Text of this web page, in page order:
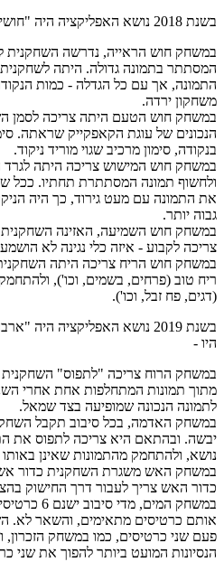
בשנת 2018 נושא האפליקציה היה "חושים", וכך גם המשחקים בו -
במשחק חוש הראייה, נדרשה השחקנית
המסתתר בתמונה גדולה. היתה
התמונה, אך עם כל הגדלה - כמות
משחקון ירדה.
במשחק חוש הטעם היתה צריכה לסמן
הנכונים של עוגת הקאפקייק שראתה.
בנקודה, סימון מרכיב שגוי מוריד ניקוד.
במשחק חוש המישוש צריכה היתה לגרד
ולחשוף תמונה המסתתרת תחתיו. ככל
את התמונה עם מעט גירוד, כך היה
גבוה יותר.
במשחק חוש השמיעה, האזינה השחקנית
צריכה לקבוע - איזה כלי נגינה לא
במשחק חוש הריח צריכה היתה
ריח טוב (פרחים, בשמים, וכו'),
(דגים, פח זבל, וכו').
בשנת 2019 נושא האפליקציה
היו -
במשחק הרוח צריכה "לתפוס" השחקנית
מתוך תמונות המתחלפות אחת אחרי
לתמונה הנכונה שמופיעה בצד שמאל.
במשחק האדמה, בכל סיבוב תקבל
יבשה. ובהתאם היא צריכה לתפוס את
נושא, ולהתחמק מהתמונות שאינן באותו
במשחק האש משגרת השחקנית כדור
כדור האש צריך לעבור דרך החישוק
במשחק המים,
אותם כרטיסים מתאימים, והשאר לא.
פעם שני כרטיסים, כמו במשחק הזכרון,
הנסיונות המועט ביותר להפוך את שני